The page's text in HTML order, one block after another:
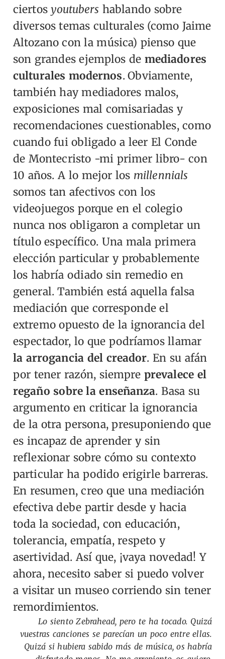
ciertosyoutubers hablando sobre
diversos temas culturales (como Jaime
Altozano con la música) pienso que
son grandes ejemplos de mediadores
culturales modernos. Obviamente,
también hay mediadores malos,
exposiciones mal comisariadas y
recomendaciones cuestionables, como
cuando fui obligado a leer El Conde
de Montecristo -mi primer libro- con
10 años. A lo mejor los millennials
somos tan afectivos con los
videojuegos porque en el colegio
nunca nos obligaron a completar un
título específico. Una mala primera
elección particular y probablemente
los habría odiado sin remedio en
general. También está aquella falsa
mediación que corresponde el
extremo opuesto de la ignorancia del
espectador, lo que podríamos llamar
la arrogancia del creador. En su afán
por tener razón, siempre prevalece el
regaño sobre la enseñanza. Basa su
argumento en criticar la ignorancia
de la otra persona, presuponiendo que
es incapaz de aprender y sin
reflexionar sobre cómo su contexto
particular ha podido erigirle barreras.
En resumen, creo que una mediación
efectiva debe partir desde y hacia
toda la sociedad, con educación,
tolerancia, empatía, respeto y
asertividad. Así que, ¡vaya novedad! Y
ahora, necesito saber si puedo volver
a visitar un museo corriendo sin tener
remordimientos.
Lo siento Zebrahead, pero te ha tocado. Quizá
vuestras canciones se parecían un poco entre ellas.
Quizá si hubiera sabido más de música, os habría